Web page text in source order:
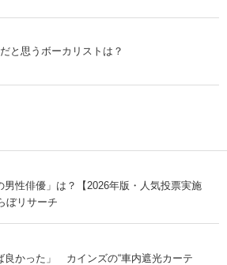
と思うボーカリストは？
男性俳優」は？【2026年版・人気投票実施
ぼリサーチ
良かった」 カインズの“車内遮光カーテ